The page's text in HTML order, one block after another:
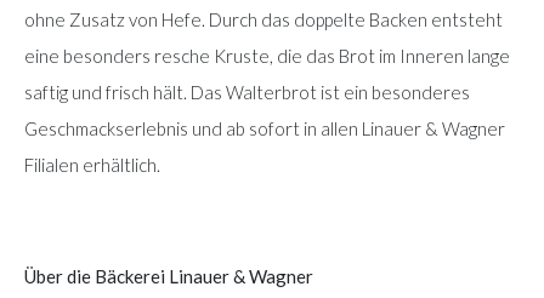
ohne Zusatz von Hefe. Durch das doppelte Backen entsteht
eine besonders resche Kruste, die das Brot im Inneren lange
saftig und frisch hält. Das Walterbrot ist ein besonderes
Geschmackserlebnis und ab sofort in allen Linauer & Wagner
Filialen erhältlich.
Über die Bäckerei Linauer & Wagner